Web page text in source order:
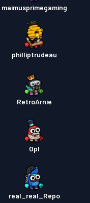
maimusprimegaming
philliptrudeau
RetroArnie
Opl
real_real_Repo